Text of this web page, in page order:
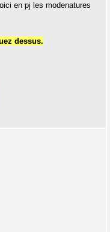
en pj les modenatures
dessus.